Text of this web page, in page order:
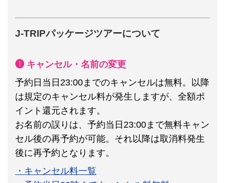
J-TRIPパッケージツアーについて
❶ キャンセル・名前の変更
予約日当日23:00までのキャンセルは無料。以降
は規定のキャンセル料が発生しますが、全額ポ
イント還元されます。
お名前の誤りは、予約当日23:00まで無料キャン
セル後の再予約が可能。それ以降は取消料発生
後に再予約となります。
・キャンセル料一覧